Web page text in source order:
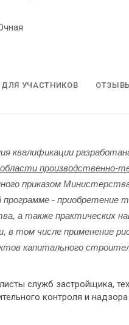
ДЛЯ УЧАСТНИКОВ
квалификации
производственно-
приказом
программе - приобретение
а также практических
том числе применение
капитального
служб застройщика,
контроля и